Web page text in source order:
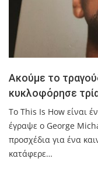
Ακούμε το
κυκλοφόρησε
Το This Is How είναι
έγραψε ο George
προσχέδια για ένα
κατάφερε…